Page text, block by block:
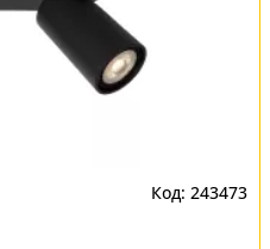
243473